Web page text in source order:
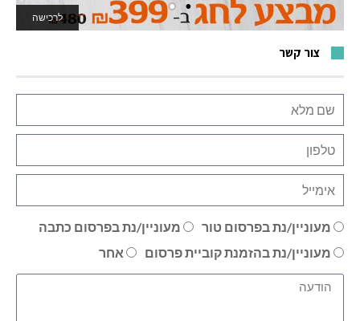
לרכישה
לאתר המשחקים
צור קשר
מעוניין/נת בפרסום טור
מעוניין/נת בפרסום כתבה
מעוניין/נת בהזמנת קוביית פרסום
אחר